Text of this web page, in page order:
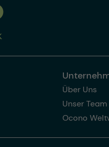
Über Uns
Unser Team
Ocono